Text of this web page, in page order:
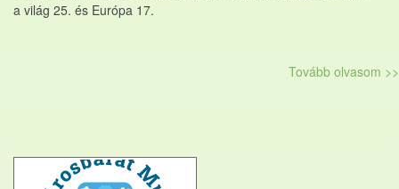
a világ 25. és Európa 17.
Tovább olvasom >>